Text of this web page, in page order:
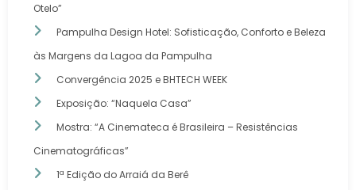
Otelo”
Pampulha Design Hotel: Sofisticação, Conforto e Beleza
às Margens da Lagoa da Pampulha
Convergência 2025 e BHTECH WEEK
Exposição: “Naquela Casa”
Mostra: “A Cinemateca é Brasileira – Resistências
Cinematográficas”
1ª Edição do Arraiá da Berê